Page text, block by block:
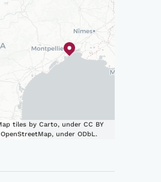
tiles by Carto, under CC BY
under ODbL.